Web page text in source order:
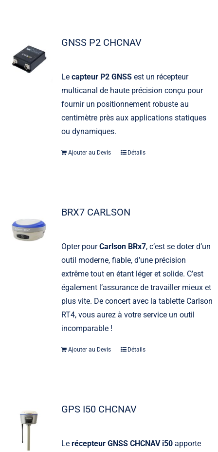
GNSS P2 CHCNAV
Le capteur P2 GNSSest un récepteur
multicanal de haute précision conçu pour
fournir un positionnement robuste au
centimètre près aux applications statiques
ou dynamiques.
Ajouter au Devis Détails
BRX7 CARLSON
Opter pourCarlson BRx7, c’est se doter d’un
outil moderne, fiable, d’une précision
extrême tout en étant léger et solide. C’est
également l’assurance de travailler mieux et
plus vite. De concert avec la tablette Carlson
RT4, vous aurez à votre service un outil
incomparable !
Ajouter au Devis Détails
GPS I50 CHCNAV
Lerécepteur GNSS CHCNAV i50apporte